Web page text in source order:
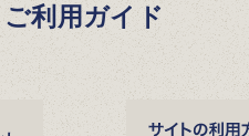
ご利用ガイド